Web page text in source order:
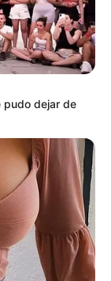
en
celular
pudo dejar de